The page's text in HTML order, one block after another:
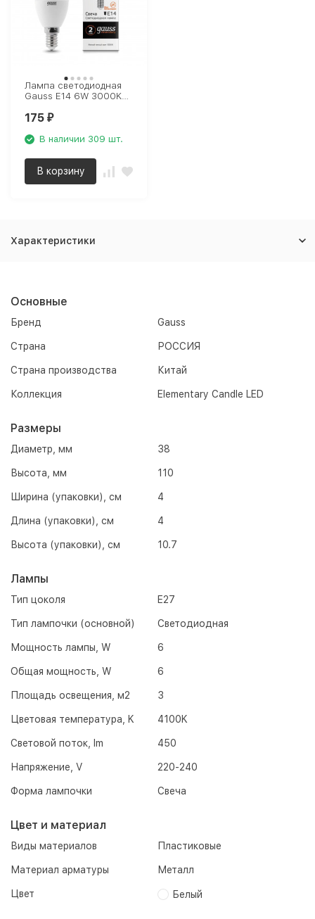
Лампа светодиодная
Gauss E14 6W 3000K
175 ₽
В наличии 309 шт.
В корзину
Характеристики
Основные
Бренд Gauss
Страна РОССИЯ
Страна производства Китай
Коллекция Elementary Candle LED
Размеры
Диаметр, мм 38
Высота, мм 110
Ширина (упаковки), см 4
Длина (упаковки), см 4
Высота (упаковки), см 10.7
Лампы
Тип цоколя E27
Тип лампочки (основной) Светодиодная
Мощность лампы, W 6
Общая мощность, W 6
Площадь освещения, м2 3
Цветовая температура, K 4100K
Световой поток, lm 450
Напряжение, V 220-240
Форма лампочки Свеча
Цвет и материал
Виды материалов Пластиковые
Материал арматуры Металл
Цвет Белый